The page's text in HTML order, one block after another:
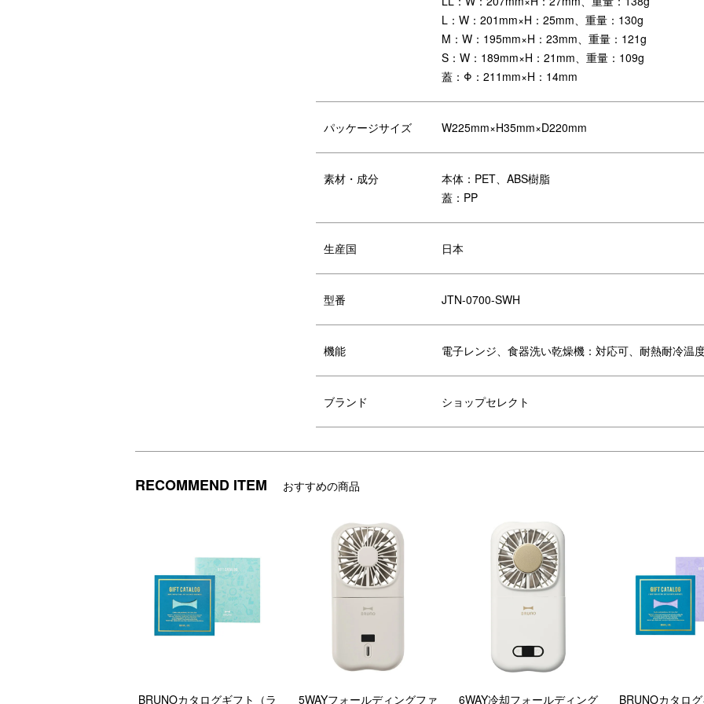
L：W：201mm×H：25mm、重量：130g
M：W：195mm×H：23mm、重量：121g
S：W：189mm×H：21mm、重量：109g
蓋：Φ：211mm×H：14mm
パッケージサイズ W225mm×H35mm×D220mm
素材・成分
本体：PET、ABS樹脂
蓋：PP
生産国 日本
型番 JTN-0700-SWH
機能 電子レンジ、食器洗い乾燥機：対応可、耐熱耐冷
ブランド ショップセレクト
RECOMMEND ITEM おすすめの商品
BRUNOカタログギフト（ラ 5WAYフォールディングファ 6WAY冷却フォールディング BRUNOカタロ